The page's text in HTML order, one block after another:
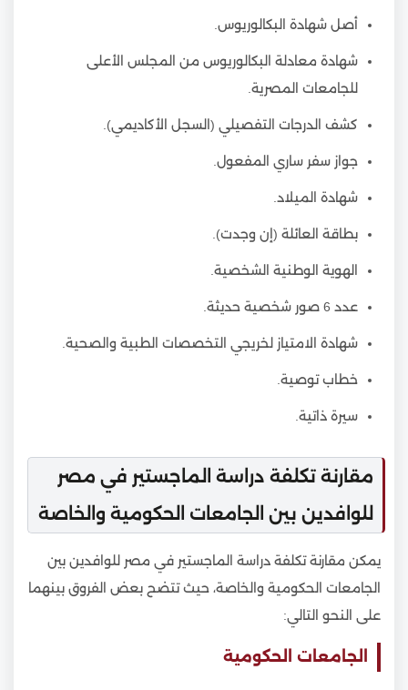
أصل شهادة البكالوريوس.
شهادة معادلة البكالوريوس من المجلس الأعلى
للجامعات المصرية.
كشف الدرجات التفصيلي (السجل الأكاديمي).
جواز سفر ساري المفعول.
شهادة الميلاد.
بطاقة العائلة (إن وجدت).
الهوية الوطنية الشخصية.
عدد 6 صور شخصية حديثة.
شهادة الامتياز لخريجي التخصصات الطبية والصحية.
خطاب توصية.
سيرة ذاتية.
مقارنة تكلفة دراسة الماجستير في مصر
للوافدين بين الجامعات الحكومية والخاصة
يمكن مقارنة تكلفة دراسة الماجستير في مصر للوافدين بين
الجامعات الحكومية والخاصة، حيث تتضح بعض الفروق بينهما
على النحو التالي:
الجامعات الحكومية